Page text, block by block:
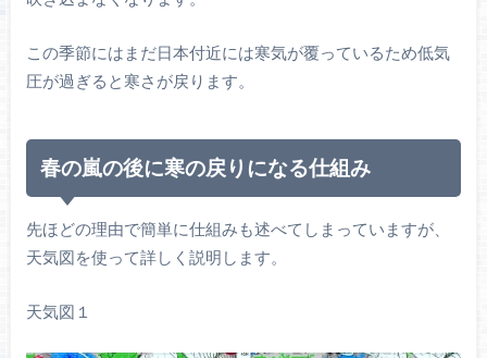
この季節にはまだ日本付近には寒気が覆っているため低気
圧が過ぎると寒さが戻ります。
春の嵐の後に寒の戻りになる仕組み
先ほどの理由で簡単に仕組みも述べてしまっていますが、
天気図を使って詳しく説明します。
天気図１